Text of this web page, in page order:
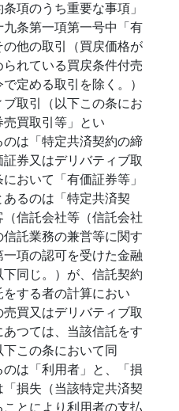
項のうち重要な事項」
条第一項第一号中「有
他の取引（買戻価格が
れている買戻条件付売
定める取引を除く。）
取引（以下この条にお
買取引等」とい
のは「特定共済契約の締
券又はデリバティブ取
おいて「有価証券等」
るのは「特定共済契
信託会社等（信託会社
託業務の兼営等に関す
項の認可を受けた金融
同じ。）が、信託契約
する者の計算におい
買又はデリバティブ取
つては、当該信託をす
この条において同
のは「利用者」と、「損
損失（当該特定共済契
とにより利用者の支払